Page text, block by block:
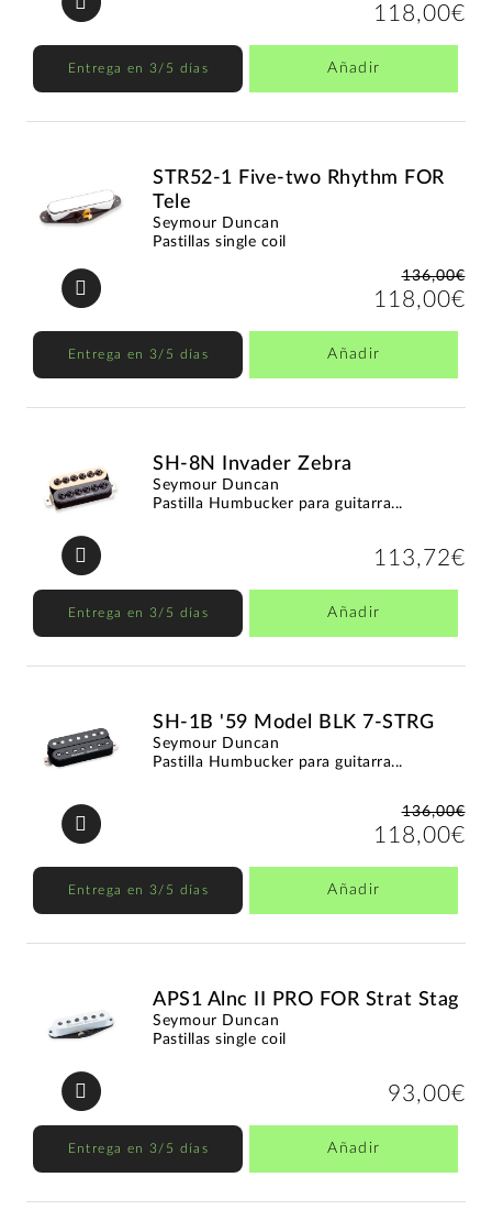
118,00€
Entrega en 3/5 días Añadir
STR52-1 Five-two Rhythm FOR
Tele
Seymour Duncan
Pastillas single coil
136,00€
118,00€
Entrega en 3/5 días Añadir
SH-8N Invader Zebra
Seymour Duncan
Pastilla Humbucker para guitarra...
113,72€
Entrega en 3/5 días Añadir
SH-1B '59 Model BLK 7-STRG
Seymour Duncan
Pastilla Humbucker para guitarra...
136,00€
118,00€
Entrega en 3/5 días Añadir
APS1 Alnc II PRO FOR Strat Stag
Seymour Duncan
Pastillas single coil
93,00€
Entrega en 3/5 días Añadir